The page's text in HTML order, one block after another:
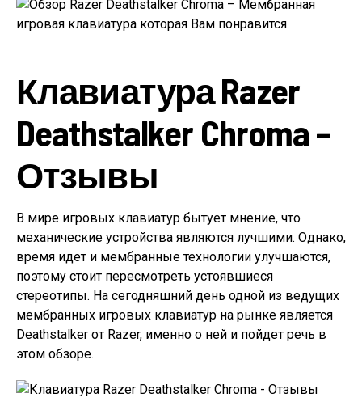
Клавиатура Razer
Deathstalker Chroma –
Отзывы
В мире игровых клавиатур бытует мнение, что
механические устройства являются лучшими. Однако,
время идет и мембранные технологии улучшаются,
поэтому стоит пересмотреть устоявшиеся
стереотипы. На сегодняшний день одной из ведущих
мембранных игровых клавиатур на рынке является
Deathstalker от Razer, именно о ней и пойдет речь в
этом обзоре.